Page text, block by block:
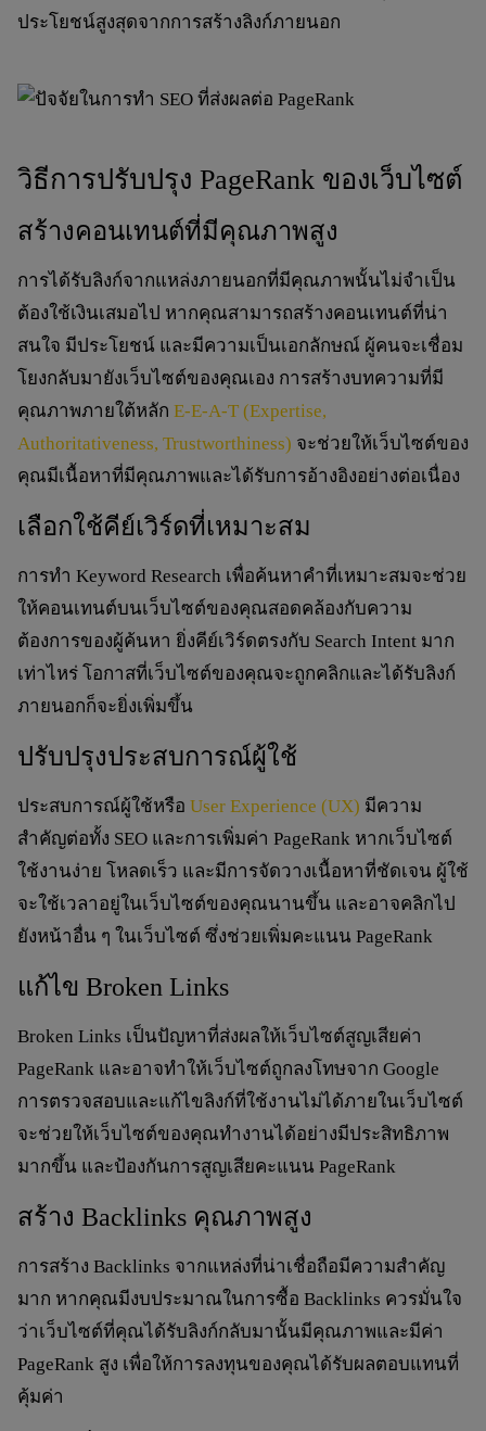
ประโยชน์สูงสุดจากการสร้างลิงก์ภายนอก
วิธีการปรับปรุง PageRank ของเว็บไซต์
สร้างคอนเทนต์ที่มีคุณภาพสูง
การได้รับลิงก์จากแหล่งภายนอกที่มีคุณภาพนั้นไม่จำเป็น
ต้องใช้เงินเสมอไป หากคุณสามารถสร้างคอนเทนต์ที่น่า
สนใจ มีประโยชน์ และมีความเป็นเอกลักษณ์ ผู้คนจะเชื่อม
โยงกลับมายังเว็บไซต์ของคุณเอง การสร้างบทความที่มี
คุณภาพภายใต้หลัก E-E-A-T (Expertise,
Authoritativeness, Trustworthiness) จะช่วยให้เว็บไซต์ของ
คุณมีเนื้อหาที่มีคุณภาพและได้รับการอ้างอิงอย่างต่อเนื่อง
เลือกใช้คีย์เวิร์ดที่เหมาะสม
การทำ Keyword Research เพื่อค้นหาคำที่เหมาะสมจะช่วย
ให้คอนเทนต์บนเว็บไซต์ของคุณสอดคล้องกับความ
ต้องการของผู้ค้นหา ยิ่งคีย์เวิร์ดตรงกับ Search Intent มาก
เท่าไหร่ โอกาสที่เว็บไซต์ของคุณจะถูกคลิกและได้รับลิงก์
ภายนอกก็จะยิ่งเพิ่มขึ้น
ปรับปรุงประสบการณ์ผู้ใช้
ประสบการณ์ผู้ใช้หรือ User Experience (UX) มีความ
สำคัญต่อทั้ง SEO และการเพิ่มค่า PageRank หากเว็บไซต์
ใช้งานง่าย โหลดเร็ว และมีการจัดวางเนื้อหาที่ชัดเจน ผู้ใช้
จะใช้เวลาอยู่ในเว็บไซต์ของคุณนานขึ้น และอาจคลิกไป
ยังหน้าอื่น ๆ ในเว็บไซต์ ซึ่งช่วยเพิ่มคะแนน PageRank
แก้ไข Broken Links
Broken Links เป็นปัญหาที่ส่งผลให้เว็บไซต์สูญเสียค่า
PageRank และอาจทำให้เว็บไซต์ถูกลงโทษจาก Google
การตรวจสอบและแก้ไขลิงก์ที่ใช้งานไม่ได้ภายในเว็บไซต์
จะช่วยให้เว็บไซต์ของคุณทำงานได้อย่างมีประสิทธิภาพ
มากขึ้น และป้องกันการสูญเสียคะแนน PageRank
สร้าง Backlinks คุณภาพสูง
การสร้าง Backlinks จากแหล่งที่น่าเชื่อถือมีความสำคัญ
มาก หากคุณมีงบประมาณในการซื้อ Backlinks ควรมั่นใจ
ว่าเว็บไซต์ที่คุณได้รับลิงก์กลับมานั้นมีคุณภาพและมีค่า
PageRank สูง เพื่อให้การลงทุนของคุณได้รับผลตอบแทนที่
คุ้มค่า